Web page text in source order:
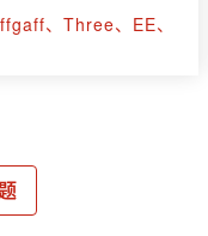
杜莎夫人、海洋公